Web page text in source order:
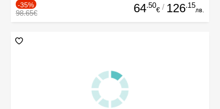
-35%
98.65€ 64.50
€ / 126.15
лв.